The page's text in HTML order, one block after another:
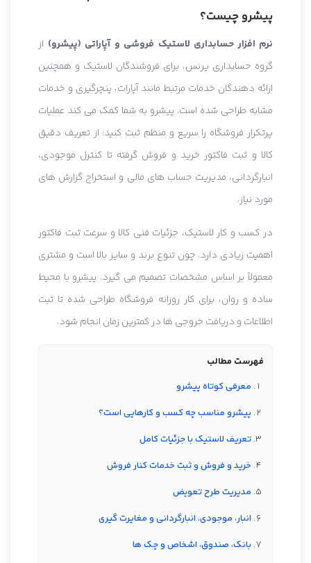
پیشرو چیست؟
نرم افزار حسابداری لاستیک فروشی و آپاراتی (پیشرو) از
گروه حسابداری پرنس، برای فروشندگان لاستیک و همچنین
ارائه دهندگان خدمات مرتبط مانند آپارات، پنچرگیری و خدمات
مشابه طراحی شده است. پیشرو به شما کمک می کند عملیات
پرتکرار فروشگاه را سریع و منظم ثبت کنید: از تعریف دقیق
کالا و ثبت فاکتور خرید و فروش گرفته تا کنترل موجودی،
انبارگردانی، مدیریت حساب های مالی و استخراج گزارش های
مورد نیاز.
در کسب و کار لاستیک، جزئیات فنی کالا و سرعت ثبت فاکتور
اهمیت زیادی دارد. چون تنوع برند و سایز بالا است و مشتری
معمولاً بر اساس مشخصات تصمیم می گیرد. پیشرو با محیط
ساده و روان، برای کار روزانه فروشگاه طراحی شده تا ثبت
اطلاعات و دریافت خروجی ها در کمترین زمان انجام شود.
فهرست مطالب
معرفی کوتاه پیشرو
پیشرو مناسب چه کسب و کارهایی است؟
تعریف لاستیک با جزئیات کامل
خرید و فروش و ثبت خدمات کنار فروش
مدیریت طرح تعویض
انبار، موجودی، انبارگردانی و مغایرت گیری
بانک، صندوق، اشخاص و چک ها